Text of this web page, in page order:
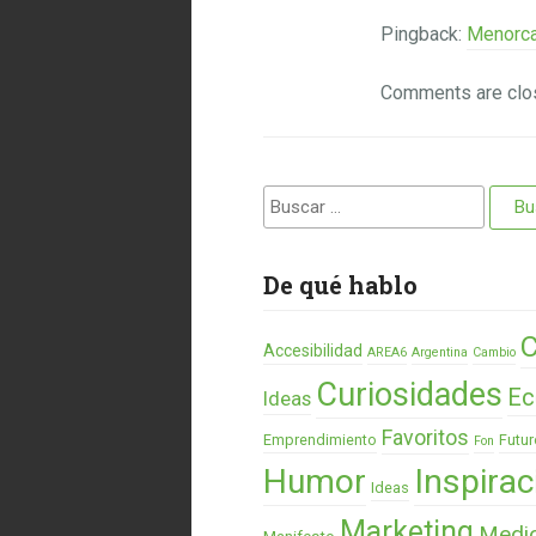
Pingback:
Comments are
Buscar:
De qué hablo
Accesibilidad AREA6 Argentina Cambio
Ideas Curiosidades
Emprendimiento Favoritos Fon
Humor Ideas